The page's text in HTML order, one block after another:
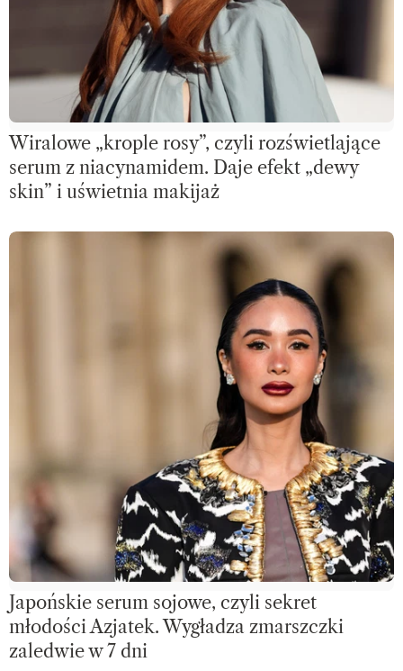
Wiralowe „krople rosy”, czyli rozświetlające
serum z niacynamidem. Daje efekt „dewy
skin” i uświetnia makijaż
Japońskie serum sojowe, czyli sekret
młodości Azjatek. Wygładza zmarszczki
zaledwie w 7 dni